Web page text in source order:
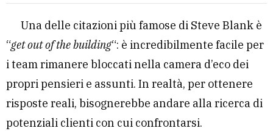
Una delle citazioni più famose di Steve Blank è
“get out of the building“: è incredibilmente facile per
i team rimanere bloccati nella camera d’eco dei
propri pensieri e assunti. In realtà, per ottenere
risposte reali, bisognerebbe andare alla ricerca di
potenziali clienti con cui confrontarsi.